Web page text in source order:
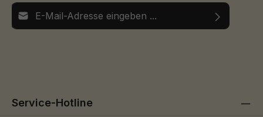
E-Mail-Adresse*
Service-Hotline